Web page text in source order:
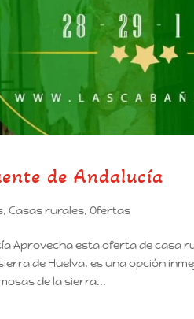
de Andalucía
,Casas rurales,Ofertas
Aprovecha esta oferta de casa
de Huelva, es una opción
de la sierra...